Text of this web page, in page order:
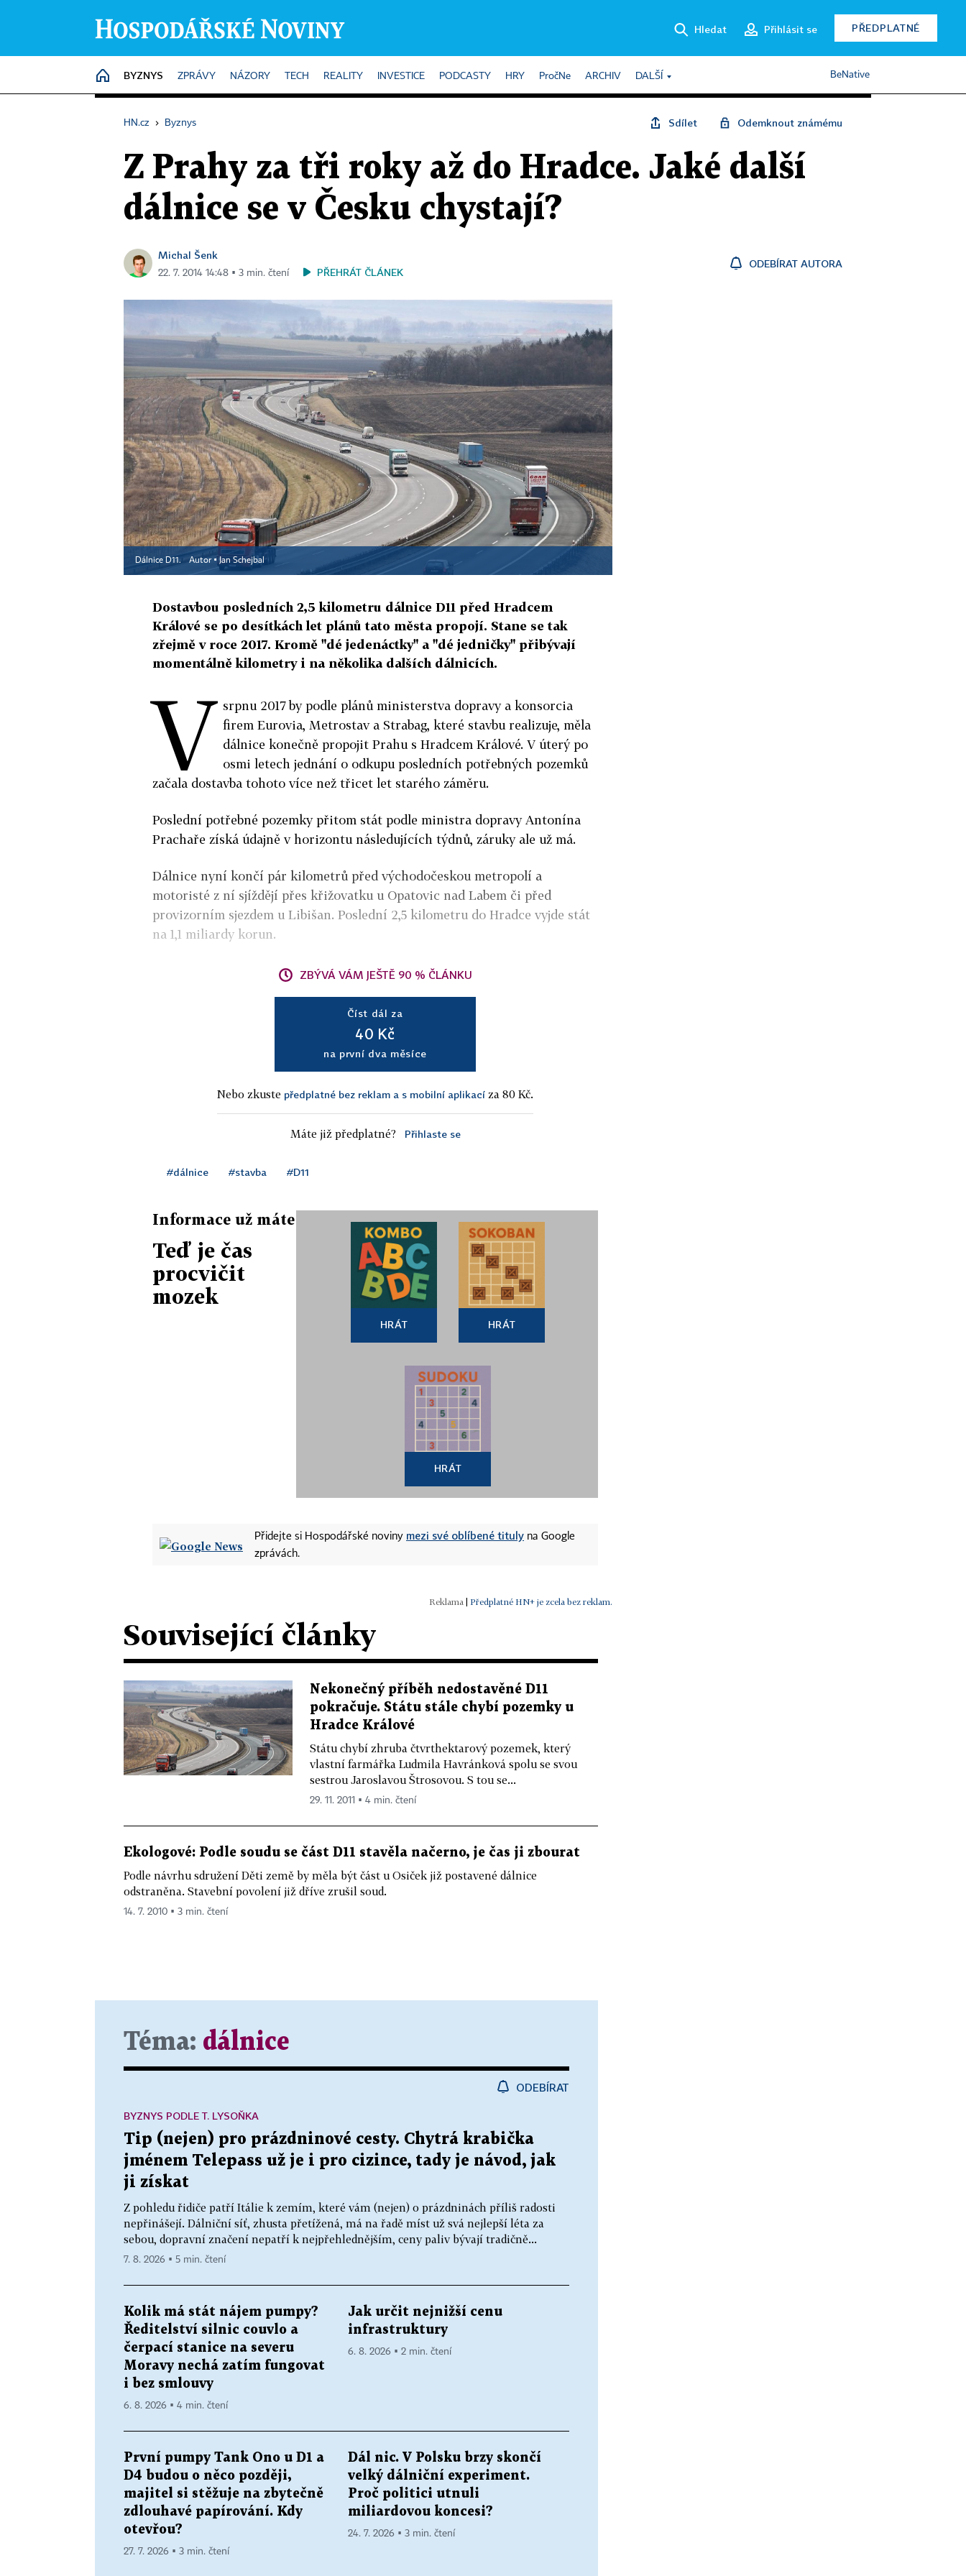
Hledat Přihlásit se PŘEDPLATNÉ
HOME
BYZNYS ZPRÁVY NÁZORY TECH REALITY INVESTICE PODCASTY HRY PročNe ARCHIV DALŠÍ BeNative
HN.cz › Byznys Sdílet Odemknout známému
Z Prahy za tři roky až do Hradce. Jaké další
dálnice se v Česku chystají?
Michal Šenk
22. 7. 2014 14:48 ▪ 3 min. čtení PŘEHRÁT ČLÁNEK
ODEBÍRAT AUTORA
Dálnice D11. Autor ▪Jan Schejbal
Dostavbou posledních 2,5 kilometru dálnice D11 před Hradcem
Králové se po desítkách let plánů tato města propojí. Stane se tak
zřejmě v roce 2017. Kromě "dé jedenáctky" a "dé jedničky" přibývají
momentálně kilometry i na několika dalších dálnicích.
V srpnu 2017 by podle plánů ministerstva dopravy a konsorcia
firem Eurovia, Metrostav a Strabag, které stavbu realizuje, měla
dálnice konečně propojit Prahu s Hradcem Králové. V úterý po
osmi letech jednání o odkupu posledních potřebných pozemků
začala dostavba tohoto více než třicet let starého záměru.
Poslední potřebné pozemky přitom stát podle ministra dopravy Antonína
Prachaře získá údajně v horizontu následujících týdnů, záruky ale už má.
Dálnice nyní končí pár kilometrů před východočeskou metropolí a
motoristé z ní sjíždějí přes křižovatku u Opatovic nad Labem či před
provizorním sjezdem u Libišan. Poslední 2,5 kilometru do Hradce vyjde stát
na 1,1 miliardy korun.
ZBÝVÁ VÁM JEŠTĚ 90 % ČLÁNKU
Číst dál za
40 Kč
na první dva měsíce
Nebo zkuste předplatné bez reklam a s mobilní aplikací za 80 Kč.
Máte již předplatné? Přihlaste se
#dálnice #stavba #D11
Informace už máte
Teď je čas
procvičit
mozek
HRÁT HRÁT
HRÁT
Přidejte si Hospodářské noviny mezi své oblíbené tituly na Google
zprávách.
| Předplatné HN+ je zcela bez reklam.
Související články
Nekonečný příběh nedostavěné D11
pokračuje. Státu stále chybí pozemky u
Hradce Králové
Státu chybí zhruba čtvrthektarový pozemek, který
vlastní farmářka Ludmila Havránková spolu se svou
sestrou Jaroslavou Štrosovou. S tou se...
29. 11. 2011 ▪ 4 min. čtení
Ekologové: Podle soudu se část D11 stavěla načerno, je čas ji zbourat
Podle návrhu sdružení Děti země by měla být část u Osiček již postavené dálnice
odstraněna. Stavební povolení již dříve zrušil soud.
14. 7. 2010 ▪ 3 min. čtení
Téma: dálnice
ODEBÍRAT
Tip (nejen) pro prázdninové cesty. Chytrá krabička
jménem Telepass už je i pro cizince, tady je návod, jak
ji získat
Z pohledu řidiče patří Itálie k zemím, které vám (nejen) o prázdninách příliš radosti
nepřinášejí. Dálniční síť, zhusta přetížená, má na řadě míst už svá nejlepší léta za
sebou, dopravní značení nepatří k nejpřehlednějším, ceny paliv bývají tradičně...
BYZNYS PODLE T. LYSOŇKA
7. 8. 2026 ▪ 5 min. čtení
Kolik má stát nájem pumpy?
Ředitelství silnic couvlo a
čerpací stanice na severu
Moravy nechá zatím fungovat
i bez smlouvy
6. 8. 2026 ▪ 4 min. čtení
Jak určit nejnižší cenu
infrastruktury
6. 8. 2026 ▪ 2 min. čtení
První pumpy Tank Ono u D1 a
D4 budou o něco později,
majitel si stěžuje na zbytečně
zdlouhavé papírování. Kdy
otevřou?
27. 7. 2026 ▪ 3 min. čtení
Dál nic. V Polsku brzy skončí
velký dálniční experiment.
Proč politici utnuli
miliardovou koncesi?
24. 7. 2026 ▪ 3 min. čtení